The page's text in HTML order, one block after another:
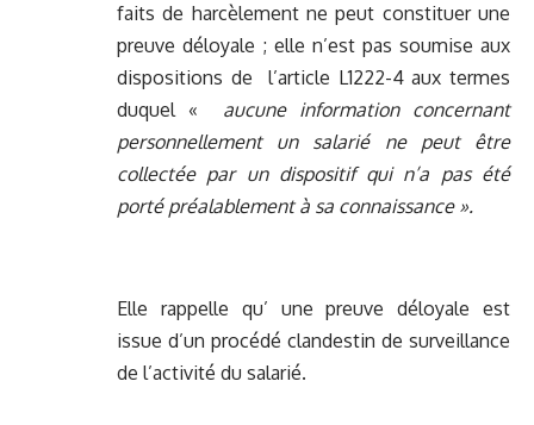
faits de harcèlement ne peut constituer une
preuve déloyale ; elle n’est pas soumise aux
dispositions de l’article L1222-4 aux termes
duquel « aucune information concernant
personnellement un salarié ne peut être
collectée par un dispositif qui n’a pas été
porté préalablement à sa connaissance ».
Elle rappelle qu’ une preuve déloyale est
issue d’un procédé clandestin de surveillance
de l’activité du salarié.